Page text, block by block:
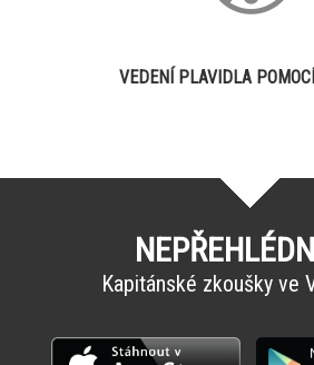
VEDENÍ PLAVIDLA
Kapitánské zkoušky ve